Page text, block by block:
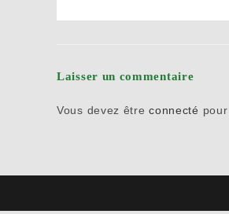
Laisser un commentaire
Vous devez êtreconnecté